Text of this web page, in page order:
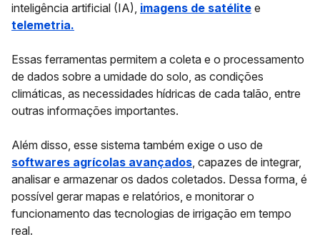
inteligência artificial (IA), imagens de satélite e
telemetria.
Essas ferramentas permitem a coleta e o processamento
de dados sobre a umidade do solo, as condições
climáticas, as necessidades hídricas de cada talão, entre
outras informações importantes.
Além disso, esse sistema também exige o uso de
softwares agrícolas avançados, capazes de integrar,
analisar e armazenar os dados coletados. Dessa forma, é
possível gerar mapas e relatórios, e monitorar o
funcionamento das tecnologias de irrigação em tempo
real.